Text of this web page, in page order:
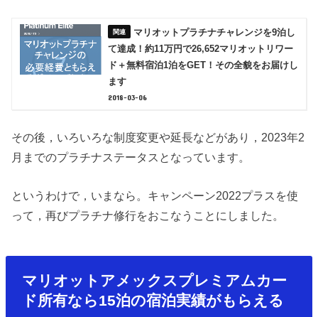
マリオットプラチナチャレンジを9泊し
て達成！約11万円で26,652マリオットリワー
ド＋無料宿泊1泊をGET！その全貌をお届けし
ます
2018-03-06
その後，いろいろな制度変更や延長などがあり，2023年2
月までのプラチナステータスとなっています。
というわけで，いまなら。キャンペーン2022プラスを使
って，再びプラチナ修行をおこなうことにしました。
マリオットアメックスプレミアムカー
ド所有なら15泊の宿泊実績がもらえる